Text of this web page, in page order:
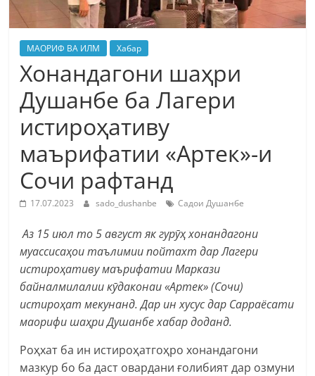
МАОРИФ ВА ИЛМ Хабар
Хонандагони шаҳри
Душанбе ба Лагери
истироҳативу
маърифатии «Артек»-и
Сочи рафтанд
17.07.2023 sado_dushanbe Садои Душанбе
Аз 15 июл то 5 август як гурӯҳ хонандагони
муассисаҳои таълимии пойтахт дар Лагери
истироҳативу маърифатии Маркази
байналмилалии кӯдаконаи «Артек» (Сочи)
истироҳат мекунанд. Дар ин хусус дар Сарраёсати
маорифи шаҳри Душанбе хабар доданд.
Роҳхат ба ин истироҳатгоҳро хонандагони
мазкур бо ба даст овардани ғолибият дар озмуни